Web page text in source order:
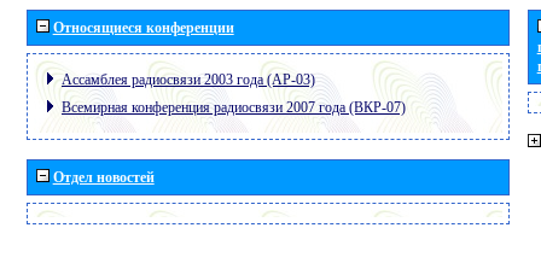
Относящиеся конференции
Ассамблея радиосвязи 2003 года (АР-03)
Всемирная конференция радиосвязи 2007 года (ВКР-07)
Отдел новостей